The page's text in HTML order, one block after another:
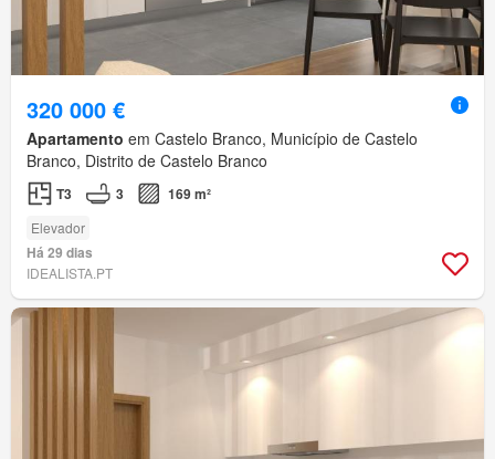
320 000 €
Apartamento em Castelo Branco, Município de Castelo
Branco, Distrito de Castelo Branco
T3 3 169 m²
Elevador
Há 29 dias
IDEALISTA.PT